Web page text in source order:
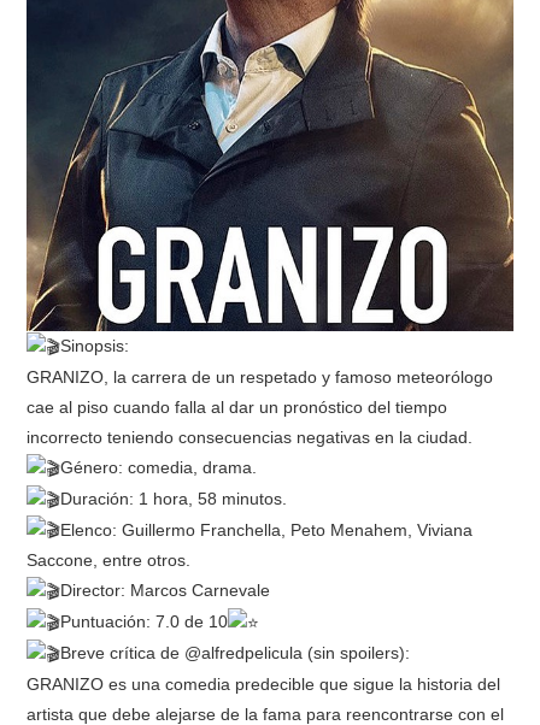
Sinopsis:
GRANIZO, la carrera de un respetado y famoso meteorólogo
cae al piso cuando falla al dar un pronóstico del tiempo
incorrecto teniendo consecuencias negativas en la ciudad.
Género: comedia, drama.
Duración: 1 hora, 58 minutos.
Elenco: Guillermo Franchella, Peto Menahem, Viviana
Saccone, entre otros.
Director: Marcos Carnevale
Puntuación: 7.0 de 10
Breve crítica de @alfredpelicula (sin spoilers):
GRANIZO es una comedia predecible que sigue la historia del
artista que debe alejarse de la fama para reencontrarse con el